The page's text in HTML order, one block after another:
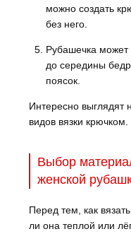
можно создать
без него.
Рубашечка может
до середины
поясок.
Интересно выглядят
видов вязки крючком.
Выбор
женской
Перед тем, как
ли она теплой или